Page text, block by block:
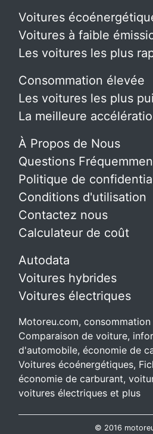
Voitures
Voitures à faible
Les voitures les plus
Consommation élevée
Les voitures les plus
La meilleure
À Propos de Nous
Questions
Politique de
Conditions d'utilisation
Contactez nous
Calculateur de coût
Autodata
Voitures hybrides
Voitures électriques
Motoreu.com, consommation
Comparaison de voiture,
d'automobile, économie de
Voitures écoénergétiques,
économie de carburant,
voitures électriques et plus
© 2016